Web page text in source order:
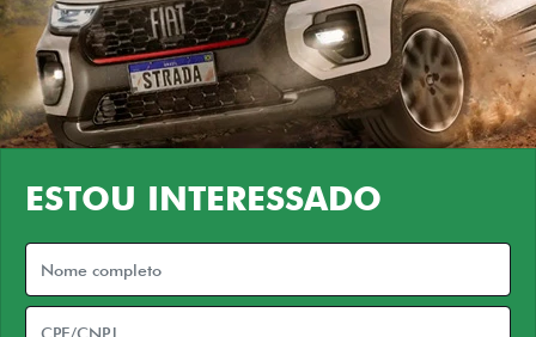
ESTOU INTERESSADO